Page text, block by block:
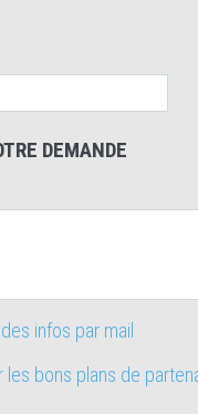
DEMANDE
infos par mail
bons plans de